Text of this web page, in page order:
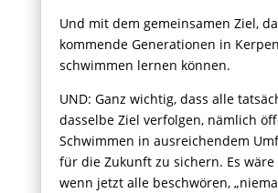
Und mit dem gemeinsamen Ziel,
kommende Generationen in Kerpen
schwimmen lernen können.
UND: Ganz wichtig, dass alle
dasselbe Ziel verfolgen, nämlich
Schwimmen in ausreichendem
für die Zukunft zu sichern. Es wäre
wenn jetzt alle beschwören,